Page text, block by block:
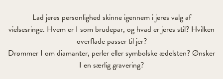
Lad jeres personlighed skinne igennem i jeres valg af
vielsesringe. Hvem er I som brudepar, og hvad er jeres stil? Hvilken
overflade passer til jer?
Drømmer I om diamanter, perler eller symbolske ædelsten? Ønsker
I en særlig gravering?